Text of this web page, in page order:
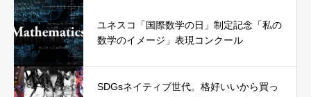
ユネスコ「国際数学の日」制定記念「私の
数学のイメージ」表現コンクール
SDGsネイティブ世代。格好いいから買っ